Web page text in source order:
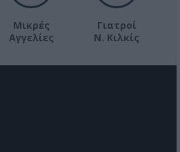
Μικρές
Αγγελίες
Γιατροί
Ν. Κιλκίς